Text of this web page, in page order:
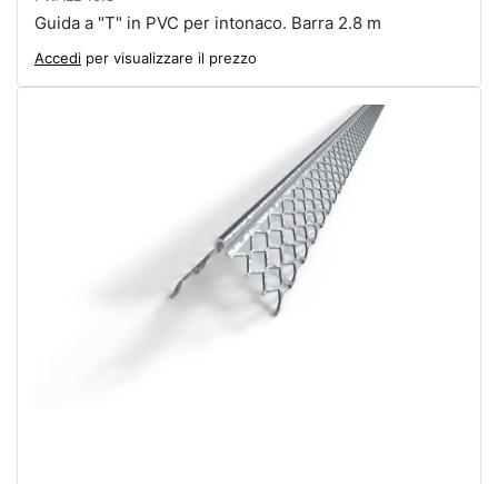
Guida a "T" in PVC per intonaco. Barra 2.8 m
Accedi per visualizzare il prezzo